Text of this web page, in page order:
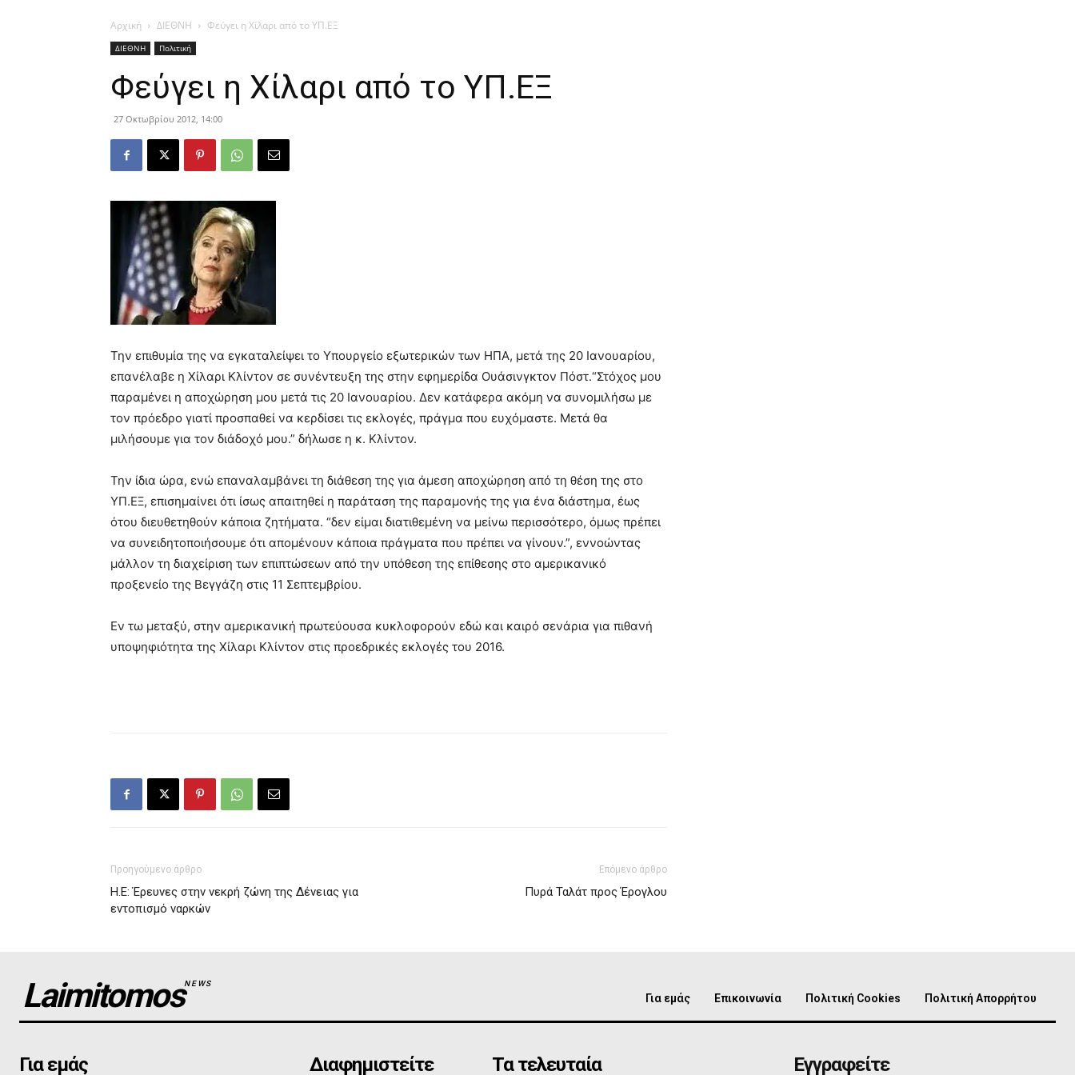
Αρχική ΔΙΕΘΝΗ Φεύγει η Χίλαρι από το ΥΠ.ΕΞ
ΔΙΕΘΝΗ Πολιτική
Φεύγει η Χίλαρι από το ΥΠ.ΕΞ
27 Οκτωβρίου 2012, 14:00
Την επιθυμία της να εγκαταλείψει το Υπουργείο εξωτερικών των ΗΠΑ, μετά της 20 Ιανουαρίου,
επανέλαβε η Χίλαρι Κλίντον σε συνέντευξη της στην εφημερίδα Ουάσινγκτον Πόστ.“Στόχος μου
παραμένει η αποχώρηση μου μετά τις 20 Ιανουαρίου. Δεν κατάφερα ακόμη να συνομιλήσω με
τον πρόεδρο γιατί προσπαθεί να κερδίσει τις εκλογές, πράγμα που ευχόμαστε. Μετά θα
μιλήσουμε για τον διάδοχό μου.” δήλωσε η κ. Κλίντον.
Την ίδια ώρα, ενώ επαναλαμβάνει τη διάθεση της για άμεση αποχώρηση από τη θέση της στο
ΥΠ.ΕΞ, επισημαίνει ότι ίσως απαιτηθεί η παράταση της παραμονής της για ένα διάστημα, έως
ότου διευθετηθούν κάποια ζητήματα. “δεν είμαι διατιθεμένη να μείνω περισσότερο, όμως πρέπει
να συνειδητοποιήσουμε ότι απομένουν κάποια πράγματα που πρέπει να γίνουν.”, εννοώντας
μάλλον τη διαχείριση των επιπτώσεων από την υπόθεση της επίθεσης στο αμερικανικό
προξενείο της Βεγγάζη στις 11 Σεπτεμβρίου.
Εν τω μεταξύ, στην αμερικανική πρωτεύουσα κυκλοφορούν εδώ και καιρό σενάρια για πιθανή
υποψηφιότητα της Χίλαρι Κλίντον στις προεδρικές εκλογές του 2016.
Προηγούμενο άρθρο
Η.Ε: Έρευνες στην νεκρή ζώνη της Δένειας για
εντοπισμό ναρκών
Επόμενο άρθρο
Πυρά Ταλάτ προς Έρογλου
LaimitomosNEWS
Για εμάς Επικοινωνία Πολιτική Cookies Πολιτική Απορρήτου
Για εμάς Διαφημιστείτε Τα τελευταία Εγγραφείτε